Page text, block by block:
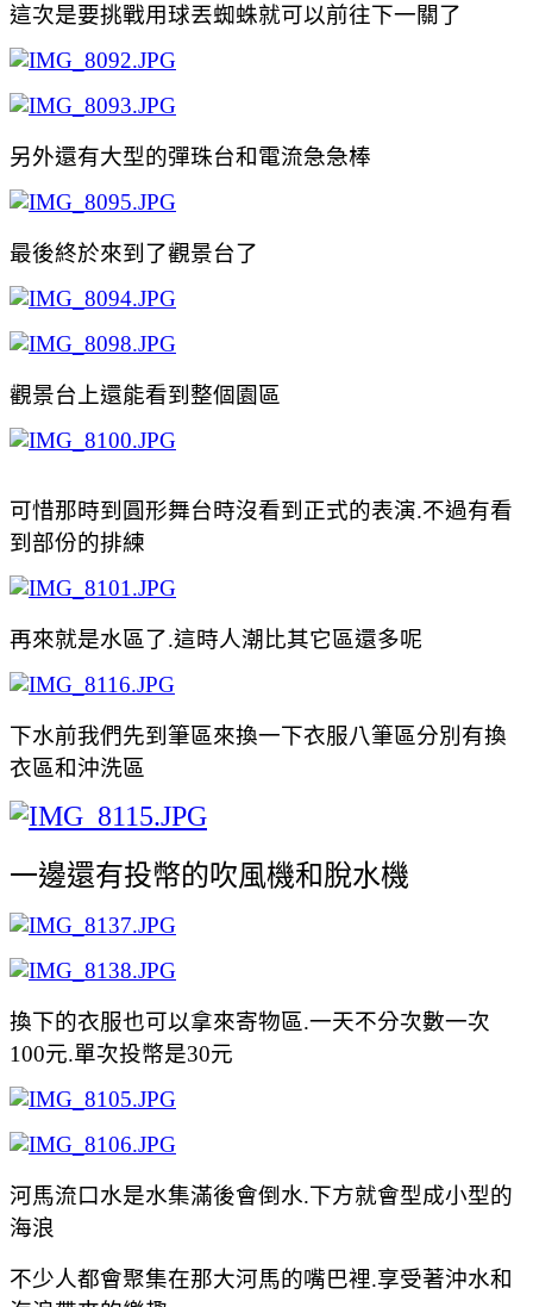
這次是要挑戰用球丟蜘蛛就可以前往下一關了
另外還有大型的彈珠台和電流急急棒
最後終於來到了觀景台了
觀景台上還能看到整個園區
可惜那時到圓形舞台時沒看到正式的表演.不過有看
到部份的排練
再來就是水區了.這時人潮比其它區還多呢
下水前我們先到筆區來換一下衣服八筆區分別有換
衣區和沖洗區
一邊還有投幣的吹風機和脫水機
換下的衣服也可以拿來寄物區.一天不分次數一次
100元.單次投幣是30元
河馬流口水是水集滿後會倒水.下方就會型成小型的
海浪
不少人都會聚集在那大河馬的嘴巴裡.享受著沖水和